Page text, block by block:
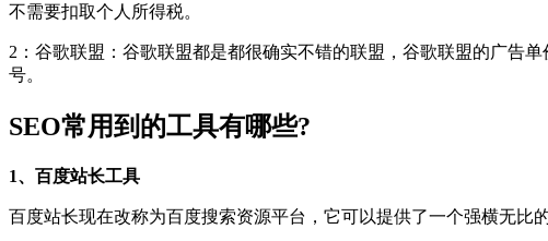
不需要扣取个人所得税。
2：谷歌联盟：谷歌联盟都是都很确实不错的联盟，谷歌联盟的广告
号。
SEO常用到的工具有哪些?
1、百度站长工具
百度站长现在改称为百度搜索资源平台，它可以提供了一个强横无比